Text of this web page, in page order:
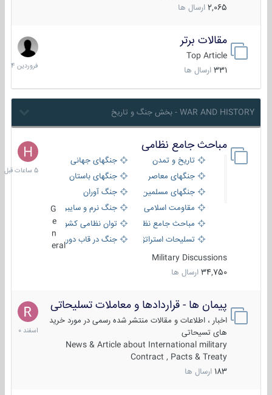
2,065 ارسال ها
مقالات برتر
Top Article
331 ارسال ها
29
فروردین
1404
WAR AND HISTORY - بخش جنگ و تاریخ
مباحث جامع نظامی
تاریخ و تمدن
جنگهای جهانی
جنگهای معاصر
جنگهای باستان
جنگهای مسلمین
جنگ آوران
مقاومت اسلامی
جنگ نرم و سایبری
مباحث جامع نظامی
توان نظامی کشورها
تسلیحات استراتژیک
جنگ در قاب دوربین
eral
Military Discussions
34,750 ارسال ها
5
ساعات
قبل
پیمان ها - قراردادها و معاملات تسلیحاتی
اخبار ، اطلاعات و مقالات منتشر شده رسمی در مورد خرید
های تسیحاتی
News & Article about International military
Contract , Pacts & Treaty
183 ارسال ها
7
اسفند
1400